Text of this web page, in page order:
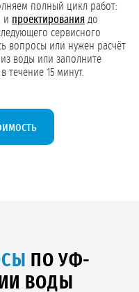
полный цикл работ:
и проектирования до
сервисного
вопросы или нужен расчёт
воды или заполните
течение 15 минут.
ПО УФ-
ВОДЫ